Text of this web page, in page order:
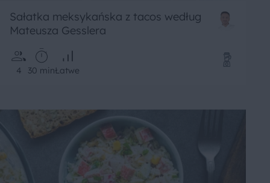
Sałatka meksykańska z tacos według
Mateusza Gesslera
4 30 minŁatwe